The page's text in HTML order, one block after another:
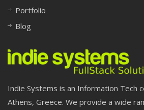
Portfolio
Blog
Indie Systems is an Information Tech
Athens, Greece. We provide a wide